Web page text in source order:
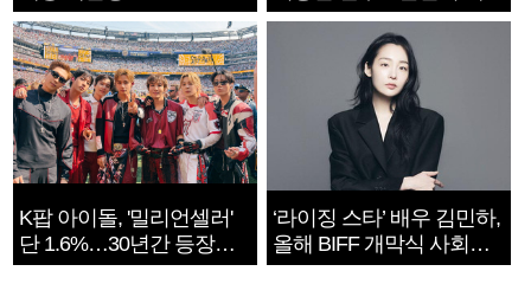
지는 ‘전쟁 속죄’
K팝 아이돌, '밀리언셀러'
단 1.6%…30년간 등장
1182개팀 전수조사
‘라이징 스타’ 배우 김민하,
올해 BIFF 개막식 사회자
확정